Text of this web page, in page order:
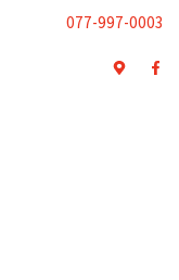
077-997-0003